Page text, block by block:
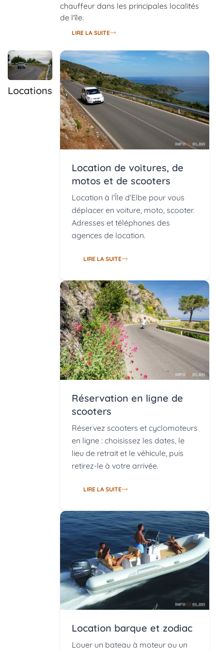
chauffeur dans les principales localités
de l'île.
LIRE LA SUITE
Locations
Location de voitures, de
motos et de scooters
Location à l'Île d’Elbe pour vous
déplacer en voiture, moto, scooter.
Adresses et téléphones des
agences de location.
LIRE LA SUITE
Réservation en ligne de
scooters
Réservez scooters et cyclomoteurs
en ligne : choisissez les dates, le
lieu de retrait et le véhicule, puis
retirez-le à votre arrivée.
LIRE LA SUITE
Location barque et zodiac
Louer un bateau à moteur ou un